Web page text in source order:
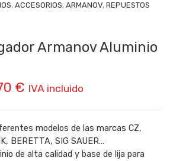
, ACCESORIOS, ARMANOV, REPUESTOS
Armanov Aluminio
€ Rango
precios:
desde
IVA incluido
modelos de las marcas CZ,
BERETTA, SIG SAUER…
de alta calidad y base de lija para